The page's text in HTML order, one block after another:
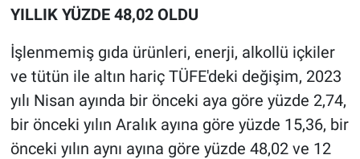
YILLIK YÜZDE 48,02 OLDU
İşlenmemiş gıda ürünleri, enerji, alkollü içkiler
ve tütün ile altın hariç TÜFE'deki değişim, 2023
yılı Nisan ayında bir önceki aya göre yüzde 2,74,
bir önceki yılın Aralık ayına göre yüzde 15,36, bir
önceki yılın aynı ayına göre yüzde 48,02 ve 12